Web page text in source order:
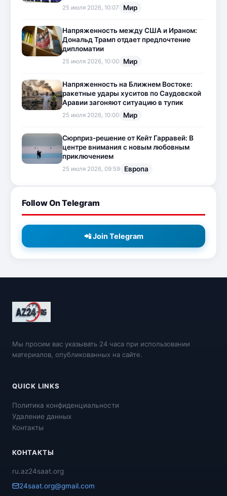
25 июля 2026, 10:07 Мир
Напряженность между США и Ираном:
Дональд Трамп отдает предпочтение
дипломатии
25 июля 2026, 10:00 Мир
Напряженность на Ближнем Востоке:
ракетные удары хуситов по Саудовской
Аравии загоняют ситуацию в тупик
25 июля 2026, 10:00 Мир
Сюрприз-решение от Кейт Гарравей: В
центре внимания с новым любовным
приключением
25 июля 2026, 09:59 Европа
Follow On Telegram
📲 Join Telegram
Мы просим вас указывать 24 часа при использовании
материалов, опубликованных на сайте.
QUICK LINKS
Политика конфиденциальности
Удаление данных
Контакты
КОНТАКТЫ
ru.az24saat.org
24saat.org@gmail.com